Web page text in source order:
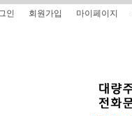
인 회원가입 마이페이지